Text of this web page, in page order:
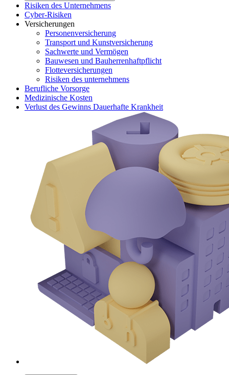
Risiken des Unternehmens
Cyber-Risiken
Versicherungen
Personenversicherung
Transport und Kunstversicherung
Sachwerte und Vermögen
Bauwesen und Bauherrenhaftpflicht
Flotteversicherungen
Risiken des unternehmens
Berufliche Vorsorge
Medizinische Kosten
Verlust des Gewinns Dauerhafte Krankheit